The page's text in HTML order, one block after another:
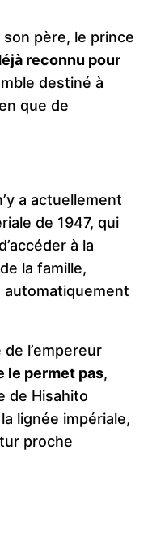
père, le prince
reconnu pour
destiné à
que de
a actuellement
de 1947, qui
à la
la famille,
automatiquement
l’empereur
le permet pas,
de Hisahito
lignée impériale,
proche​